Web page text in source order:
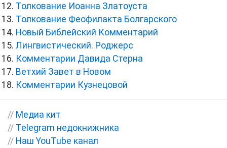
Толкование Иоанна Златоуста
Толкование Феофилакта Болгарского
Новый Библейский Комментарий
Лингвистический. Роджерс
Комментарии Давида Стерна
Ветхий Завет в Новом
Комментарии Кузнецовой
// Медиа кит
// Telegram недокнижника
// Наш YouTube канал